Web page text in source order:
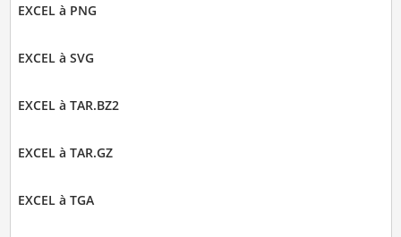
EXCEL à PNG
EXCEL à SVG
EXCEL à TAR.BZ2
EXCEL à TAR.GZ
EXCEL à TGA